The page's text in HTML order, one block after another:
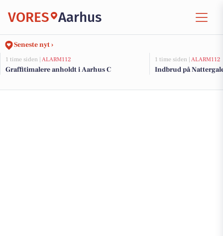
VORES Aarhus
Seneste nyt ›
1 time siden | ALARM112
Graffitimalere anholdt i Aarhus C
1 time siden | ALARM112
Indbrud på